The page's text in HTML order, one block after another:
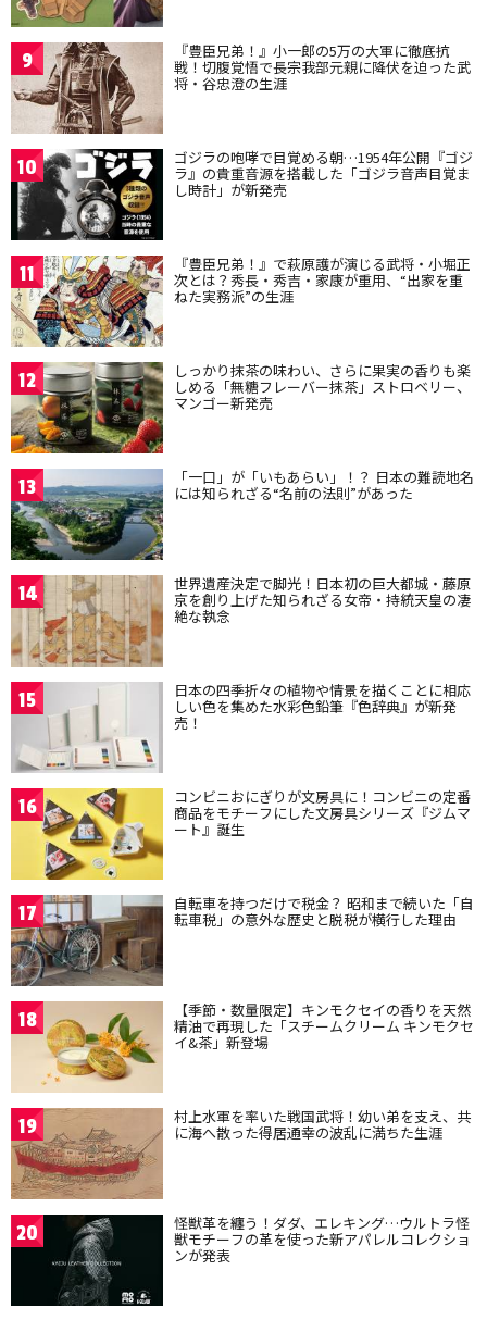
9 『豊臣兄弟！』小一郎の5万の大軍に徹底抗
戦！切腹覚悟で長宗我部元親に降伏を迫った武
将・谷忠澄の生涯
10 ゴジラの咆哮で目覚める朝…1954年公開『ゴジ
ラ』の貴重音源を搭載した「ゴジラ音声目覚ま
し時計」が新発売
11 『豊臣兄弟！』で萩原護が演じる武将・小堀正
次とは？秀長・秀吉・家康が重用、“出家を重
ねた実務派”の生涯
12 しっかり抹茶の味わい、さらに果実の香りも楽
しめる「無糖フレーバー抹茶」ストロベリー、
マンゴー新発売
13 「一口」が「いもあらい」！？ 日本の難読地名
には知られざる“名前の法則”があった
14 世界遺産決定で脚光！日本初の巨大都城・藤原
京を創り上げた知られざる女帝・持統天皇の凄
絶な執念
15 日本の四季折々の植物や情景を描くことに相応
しい色を集めた水彩色鉛筆『色辞典』が新発
売！
16 コンビニおにぎりが文房具に！コンビニの定番
商品をモチーフにした文房具シリーズ『ジムマ
ート』誕生
17 自転車を持つだけで税金？ 昭和まで続いた「自
転車税」の意外な歴史と脱税が横行した理由
18 【季節・数量限定】キンモクセイの香りを天然
精油で再現した「スチームクリーム キンモクセ
イ&茶」新登場
19 村上水軍を率いた戦国武将！幼い弟を支え、共
に海へ散った得居通幸の波乱に満ちた生涯
20 怪獣革を纏う！ダダ、エレキング…ウルトラ怪
獣モチーフの革を使った新アパレルコレクショ
ンが発表